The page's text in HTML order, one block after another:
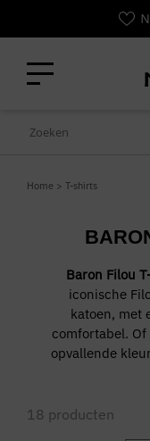
Home > T-shirts
Baron Filou
iconische
katoen, met
comfortabel.
opvallende
18 producten